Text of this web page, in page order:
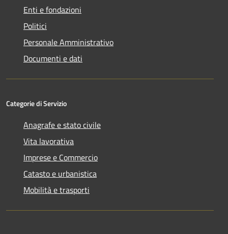
Enti e fondazioni
Politici
Personale Amministrativo
Documenti e dati
Categorie di Servizio
Anagrafe e stato civile
Vita lavorativa
Imprese e Commercio
Catasto e urbanistica
Mobilità e trasporti